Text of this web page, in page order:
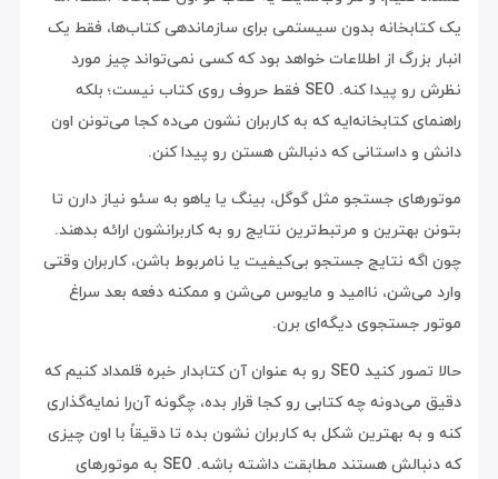
یک کتابخانه بدون سیستمی برای سازماندهی کتاب‌ها، فقط یک
انبار بزرگ از اطلاعات خواهد بود که کسی نمی‌تواند چیز مورد
نظرش رو پیدا کنه. SEO فقط حروف روی کتاب نیست؛ بلکه
راهنمای کتابخانه‌ایه که به کاربران نشون می‌ده کجا می‌تونن اون
دانش و داستانی که دنبالش هستن رو پیدا کنن.
موتورهای جستجو مثل گوگل، بینگ یا یاهو به سئو نیاز دارن تا
بتونن بهترین و مرتبط‌ترین نتایج رو به کاربرانشون ارائه بدهند.
چون اگه نتایج جستجو بی‌کیفیت یا نامربوط باشن، کاربران وقتی
وارد می‌شن، ناامید و مایوس می‌شن و ممکنه دفعه بعد سراغ
موتور جستجوی دیگه‌ای برن.
حالا تصور کنید SEO رو به عنوان آن کتابدار خبره قلمداد کنیم که
دقیق می‌دونه چه کتابی رو کجا قرار بده، چگونه آن‌را نمایه‌گذاری
کنه و به بهترین شکل به کاربران نشون بده تا دقیقاً با اون چیزی
که دنبالش هستند مطابقت داشته باشه. SEO به موتورهای